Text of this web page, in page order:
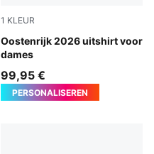
1 KLEUR
Oostenrijk 2026 uitshirt voor
dames
PUMA White-Mint Melt
99,95 €
PERSONALISEREN